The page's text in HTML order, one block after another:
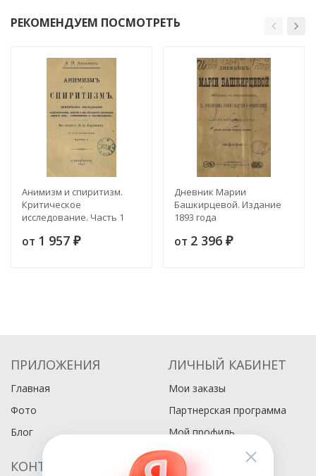
РЕКОМЕНДУЕМ ПОСМОТРЕТЬ
Анимизм и спиритизм.
Критическое
исследование. Часть 1
от 1 957 ₽
Дневник Марии
Башкирцевой. Издание
1893 года
от 2 396 ₽
ПРИЛОЖЕНИЯ
Главная
Фото
Блог
ЛИЧНЫЙ КАБИНЕТ
Мои заказы
Партнерская программа
Мой профиль
КОНТАКТЫ